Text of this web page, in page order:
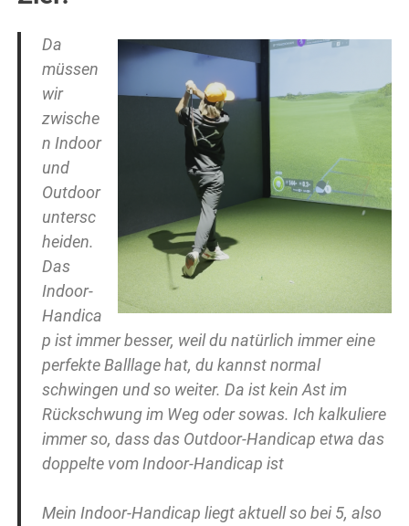
Da
müssen
wir
zwische
n Indoor
und
Outdoor
untersc
heiden.
Das
Indoor-
Handica
p ist immer besser, weil du natürlich immer eine
perfekte Balllage hat, du kannst normal
schwingen und so weiter. Da ist kein Ast im
Rückschwung im Weg oder sowas. Ich kalkuliere
immer so, dass das Outdoor-Handicap etwa das
doppelte vom Indoor-Handicap ist
Mein Indoor-Handicap liegt aktuell so bei 5, also